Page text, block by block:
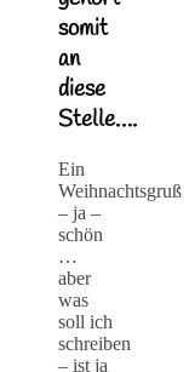
somit
an
diese
Stelle….
Ein
Weihnachtsgruß
– ja –
schön
…
aber
was
soll ich
schreiben
– ist ja